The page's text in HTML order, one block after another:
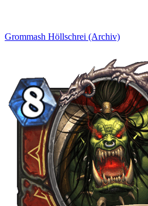
Grommash Höllschrei (Archiv)